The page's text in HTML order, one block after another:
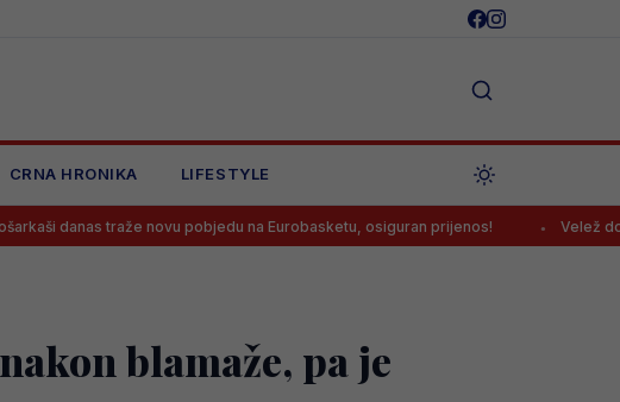
CRNA HRONIKA LIFESTYLE
novu pobjedu na Eurobasketu, osiguran prijenos! Velež doveo napadača
blamaže, pa je